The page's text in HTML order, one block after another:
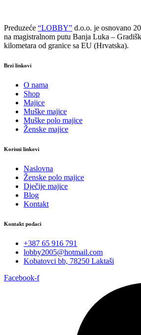
Preduzeće “LOBBY” d.o.o. je osnovano
na magistralnom putu Banja Luka –
kilometara od granice sa EU (Hrvatska).
Brzi linkovi
O nama
Shop
Majice
Muške majice
Muške polo majice
Ženske majice
Korisni linkovi
Naslovna
Ženske polo majice
Dječije majice
Blog
Kontakt
Kontakt podaci
+387 65 916 791
lobby2005@hotmail.com
Kobatovci bb, 78250 Laktaši
Facebook-f